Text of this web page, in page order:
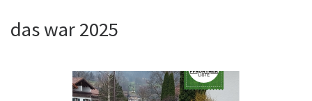
das war 2025